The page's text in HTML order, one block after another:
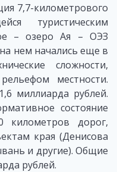
7,7-километрового
туристическим
– озеро Ая – ОЭЗ
нем начались еще в
сложности,
местности.
миллиарда рублей.
состояние
километров дорог,
края (Денисова
и другие). Общие
рублей.